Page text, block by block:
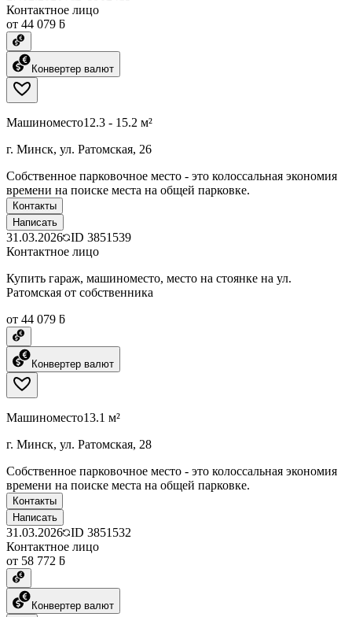
Контактное лицо
от 44 079 ƃ
Конвертер валют
Машиноместо12.3 - 15.2 м²
г. Минск, ул. Ратомская, 26
Собственное парковочное место - это колоссальная экономия
времени на поиске места на общей парковке.
Контакты
Написать
31.03.2026 ID 3851539
Контактное лицо
Купить гараж, машиноместо, место на стоянке на ул.
Ратомская от собственника
от 44 079 ƃ
Конвертер валют
Машиноместо13.1 м²
г. Минск, ул. Ратомская, 28
Собственное парковочное место - это колоссальная экономия
времени на поиске места на общей парковке.
Контакты
Написать
31.03.2026 ID 3851532
Контактное лицо
от 58 772 ƃ
Конвертер валют